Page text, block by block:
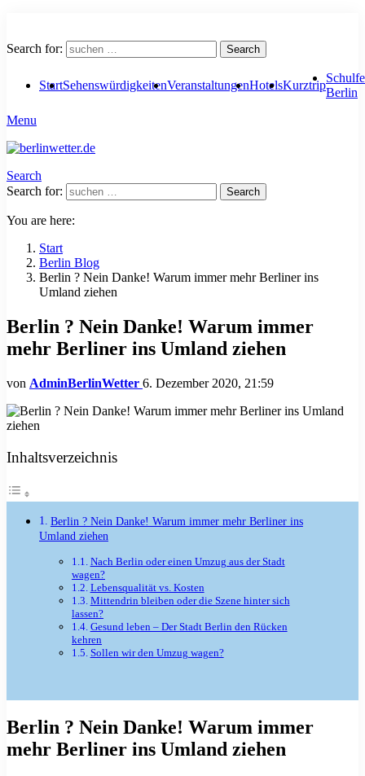
Search for: Search
StartSehenswürdigkeitenVeranstaltungenHotelsKurztrip
Berlin
Menu
Search
Search for:
Search
You are here:
Start
Berlin Blog
Berlin ? Nein Danke! Warum immer mehr Berliner ins
Umland ziehen
Berlin ? Nein Danke! Warum immer
mehr Berliner ins Umland ziehen
von AdminBerlinWetter 6. Dezember 2020, 21:59
Inhaltsverzeichnis
Berlin ? Nein Danke! Warum immer mehr Berliner ins
Umland ziehen
Nach Berlin oder einen Umzug aus der Stadt
wagen?
Lebensqualität vs. Kosten
Mittendrin bleiben oder die Szene hinter sich
lassen?
Gesund leben – Der Stadt Berlin den Rücken
kehren
Sollen wir den Umzug wagen?
Berlin ? Nein Danke! Warum immer
mehr Berliner ins Umland ziehen